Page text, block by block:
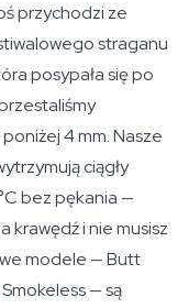
przychodzi ze
straganu
posypała się po
4 mm. Nasze
ciągły
bez pękania —
krawędź i nie musisz
modele — Butt
— są